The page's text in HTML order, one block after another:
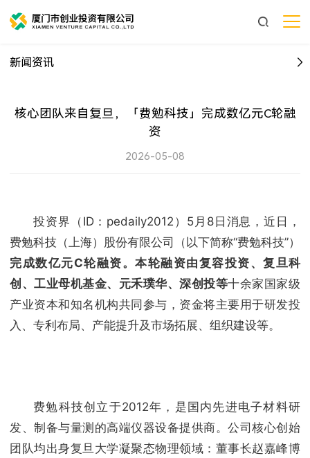
新闻资讯
核心团队来自复旦，「费勉科技」完成数亿元C轮融
资
2026-05-08
投资界（ID：pedaily2012）5月8日消息，近日，
费勉科技（上海）股份有限公司（以下简称“费勉科技”）
完成数亿元C轮融资。本轮融资由复容投资、复旦科
创、工业母机基金、元禾璞华、深创投等十余家国家级
产业资本和知名机构共同参与，资金将主要用于研发投
入、专利布局、产能提升及市场拓展、组织建设等。
费勉科技创立于2012年，是国内先进电子材料研
发、制备与量测的高端仪器设备提供商。公司核心创始
团队均出身复旦大学凝聚态物理领域：董事长赵嘉峰博